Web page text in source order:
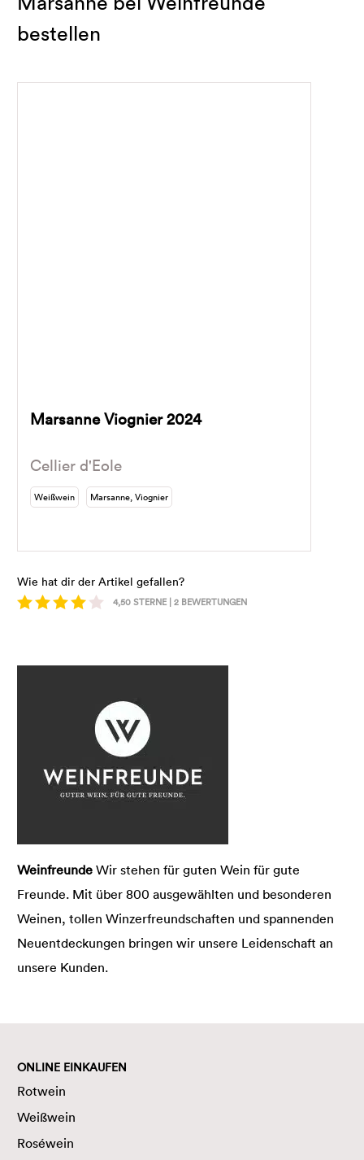
bestellen
Marsanne Viognier 2024
Cellier d'Eole
Weißwein Marsanne, Viognier
Wie hat dir der Artikel gefallen?
4,50STERNE | 2 BEWERTUNGEN
Weinfreunde Wir stehen für guten Wein für gute
Freunde. Mit über 800 ausgewählten und besonderen
Weinen, tollen Winzerfreundschaften und spannenden
Neuentdeckungen bringen wir unsere Leidenschaft an
unsere Kunden.
ONLINE EINKAUFEN
Rotwein
Weißwein
Roséwein